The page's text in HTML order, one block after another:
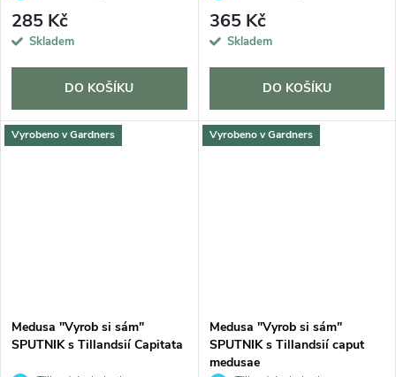
285 Kč
Skladem
DO KOŠÍKU
365 Kč
Skladem
DO KOŠÍKU
Vyrobeno v Gardners
Medusa "Vyrob si sám"
SPUTNIK s Tillandsií Capitata
Vyrobeno v Gardners
Medusa "Vyrob si sám"
SPUTNIK s Tillandsií caput
medusae